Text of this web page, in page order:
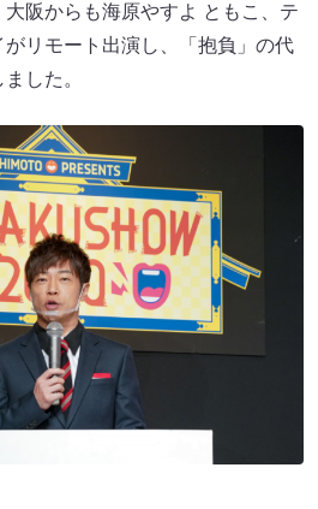
大阪からも海原やすよ ともこ、テ
リモート出演し、「抱負」の代
した。